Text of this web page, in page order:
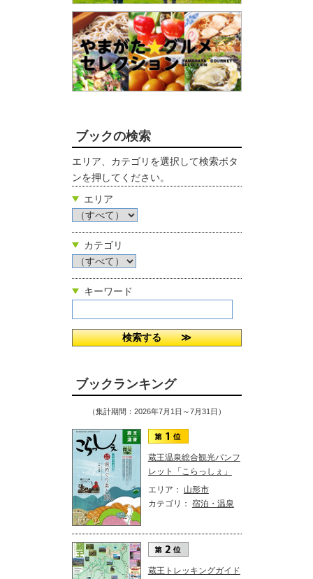
ブックの検索
エリア、カテゴリを選択して検索ボタ
ンを押してください。
エリア
カテゴリ
キーワード
ブックランキング
（集計期間：2026年7月1日～7月31日）
蔵王温泉総合観光パンフ
レット「こらっしぇ」
エリア： 山形市
カテゴリ： 宿泊・温泉
蔵王トレッキングガイド